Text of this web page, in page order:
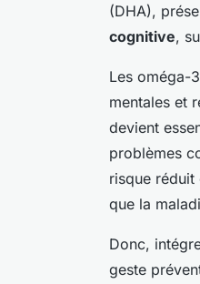
(DHA),
cognitive,
Les oméga-
mentales et
devient
problèmes
risque
que la
Donc,
geste